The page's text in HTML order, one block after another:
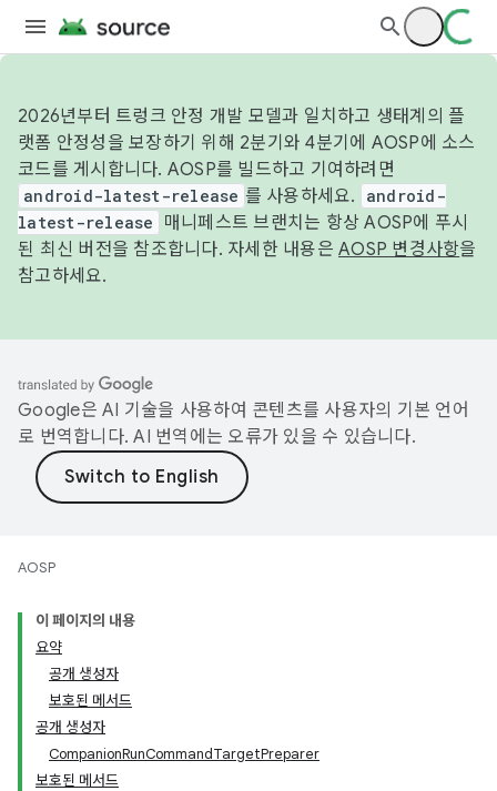
2026년부터 트렁크 안정 개발 모델과 일치하고 생태계의 플
랫폼 안정성을 보장하기 위해 2분기와 4분기에 AOSP에 소스
코드를 게시합니다. AOSP를 빌드하고 기여하려면
android-latest-release 를 사용하세요.
android-
latest-release
매니페스트 브랜치는 항상 AOSP에 푸시
된 최신 버전을 참조합니다. 자세한 내용은 AOSP 변경사항을
참고하세요.
Google은 AI 기술을 사용하여 콘텐츠를 사용자의 기본 언어
로 번역합니다. AI 번역에는 오류가 있을 수 있습니다.
AOSP
이 페이지의 내용
요약
공개 생성자
보호된 메서드
공개 생성자
CompanionRunCommandTargetPreparer
보호된 메서드